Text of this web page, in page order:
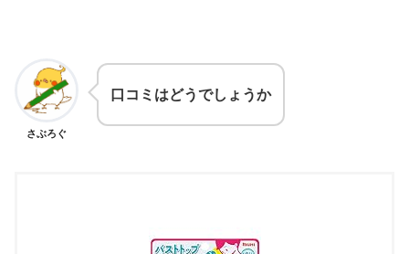
さぶろぐ
口コミはどうでしょうか